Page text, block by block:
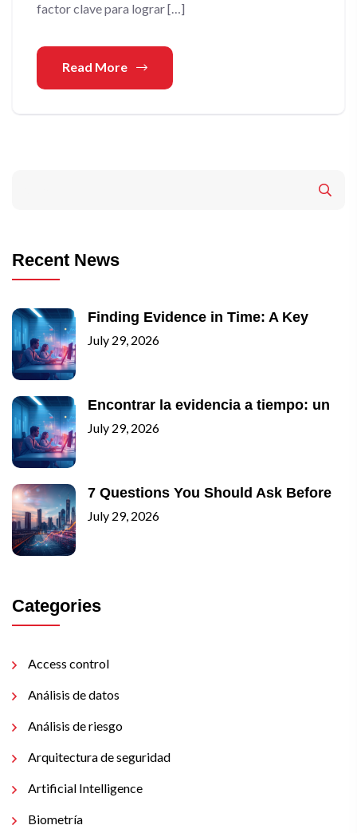
factor clave para lograr […]
Read More
Recent News
Finding Evidence in Time: A Key
July 29, 2026
Encontrar la evidencia a tiempo: un
July 29, 2026
7 Questions You Should Ask Before
July 29, 2026
Categories
Access control
Análisis de datos
Análisis de riesgo
Arquitectura de seguridad
Artificial Intelligence
Biometría